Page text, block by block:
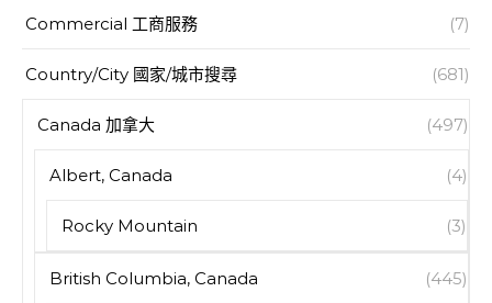
Commercial 工商服務 (7)
Country/City 國家/城市搜尋 (681)
Canada 加拿大 (497)
Albert, Canada (4)
Rocky Mountain (3)
British Columbia, Canada (445)